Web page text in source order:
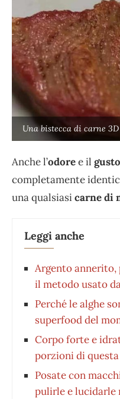
Una bistecca di carne
Anche l’odoree il gusto
completamente
una qualsiasicarne di
Leggi anche
Argento
il metodo usato
Perché le alghe
superfood del
Corpo forte e
porzioni di
Posate con
pulirle e lucidarle